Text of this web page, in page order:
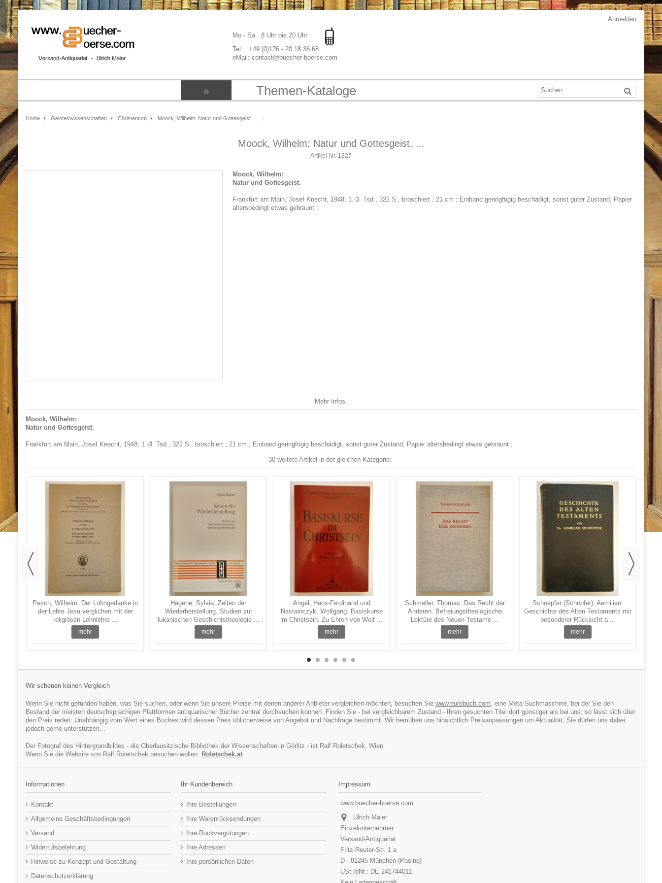
Mo - Sa : 8 Uhr bis 20 Uhr
Tel. : +49 (0)176 - 20 18 36 68
eMail: contact@buecher-boerse.com
Anmelden
Themen-Kataloge
Home Geisteswissenschaften Christentum Moock, Wilhelm: Natur und Gottesgeist. ...
Moock, Wilhelm: Natur und Gottesgeist. ...
Artikel-Nr. 1327
Moock, Wilhelm:
Natur und Gottesgeist.
Frankfurt am Main, Josef Knecht, 1948; 1.-3. Tsd., 322 S., broschiert ; 21 cm ; Einband geringfügig beschädigt, sonst guter Zustand, Papier
altersbedingt etwas gebräunt ;
Mehr Infos
Moock, Wilhelm:
Natur und Gottesgeist.
Frankfurt am Main, Josef Knecht, 1948; 1.-3. Tsd., 322 S., broschiert ; 21 cm ; Einband geringfügig beschädigt, sonst guter Zustand, Papier altersbedingt etwas gebräunt ;
30 weitere Artikel in der gleichen Kategorie:
Pesch, Wilhelm: Der Lohngedanke in
der Lehre Jesu verglichen mit der
religiösen Lohnlehre ...
mehr
Hagene, Sylvia: Zeiten der
Wiederherstellung. Studien zur
lukanischen Geschichtstheologie ...
mehr
Angel, Hans-Ferdinand und
Nastainczyk, Wolfgang: Basiskurse
im Christsein. Zu Ehren von Wolf ...
mehr
Schmeller, Thomas: Das Recht der
Anderen. Befreiungstheologische
Lektüre des Neuen Testame ...
mehr
Schoepfer (Schöpfer), Aemilian:
Geschichte des Alten Testaments mit
besonderer Rücksicht a ...
mehr
Wir scheuen keinen Vergleich
Wenn Sie nicht gefunden haben, was Sie suchen, oder wenn Sie unsere Preise mit denen anderer Anbieter vergleichen möchten, besuchen Sie www.eurobuch.com, eine Meta-Suchmaschine, bei der Sie den
Bestand der meisten deutschsprachigen Plattformen antiquarischer Bücher zentral durchsuchen können. Finden Sie - bei vergleichbarem Zustand - Ihren gesuchten Titel dort günstiger als bei uns, so lässt sich über
den Preis reden: Unabhängig vom Wert eines Buches wird dessen Preis üblicherweise von Angebot und Nachfrage bestimmt. Wir bemühen uns hinsichtlich Preisanpassungen um Aktualität, Sie dürfen uns dabei
jedoch gerne unterstützen...
Der Fotograf des Hintergrundbildes - die Oberlausitzische Bibliothek der Wissenschaften in Görlitz - ist Ralf Roletschek, Wien.
Wenn Sie die Website von Ralf Roletschek besuchen wollen: Roletschek.at
Informationen
Kontakt
Allgemeine Geschäftsbedingungen
Versand
Widerrufsbelehrung
Hinweise zu Konzept und Gestaltung
Datenschutzerklärung
Ihr Kundenbereich
Ihre Bestellungen
Ihre Warenrücksendungen
Ihre Rückvergütungen
Ihre Adressen
Ihre persönlichen Daten
Impressum
www.buecher-boerse.com
Ulrich Maier
Einzelunternehmer
Versand-Antiquariat
Fritz-Reuter-Str. 1 a
D - 81245 München (Pasing)
USt-IdNr.: DE 241744011